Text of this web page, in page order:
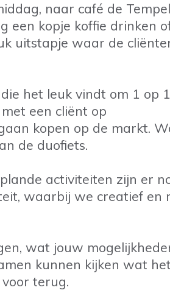
naar café de
een kopje koffie drinken
uitstapje waar de
het leuk vindt om 1 op
een cliënt op
kopen op de markt.
de duofiets.
activiteiten zijn er
waarbij we creatief en
wat jouw
kunnen kijken wat
terug.